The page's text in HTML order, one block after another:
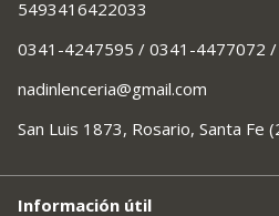
5493416422033
0341-4247595 / 0341-4477072
nadinlenceria@gmail.com
San Luis 1873, Rosario, Santa Fe
Información útil